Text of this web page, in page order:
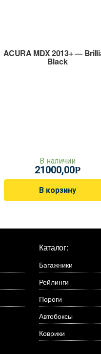
ACURA MDX 2013+ —
Black
В наличии
21000,00Р
В корзину
Каталог:
Багажники
Рейлинги
Пороги
Автобоксы
Коврики